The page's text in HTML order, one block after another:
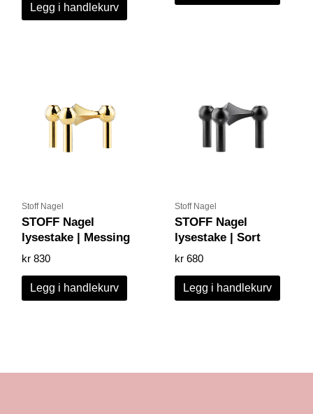
Legg i handlekurv
Stoff Nagel
STOFF Nagel
lysestake | Messing
kr 830
Legg i handlekurv
Stoff Nagel
STOFF Nagel
lysestake | Sort
kr 680
Legg i handlekurv